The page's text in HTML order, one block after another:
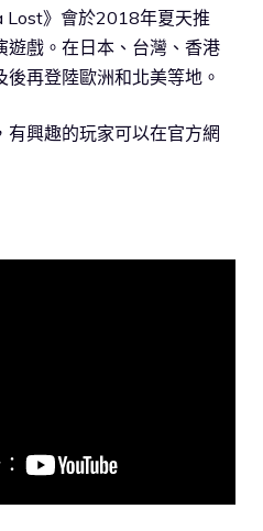
Lost》會於2018年夏天推
遊戲。在日本、台灣、香港
再登陸歐洲和北美等地。
興趣的玩家可以在官方網